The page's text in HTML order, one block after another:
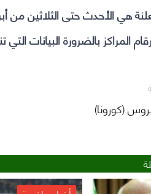
هي الأحدث حتى الثلاثين من
المراكز بالضرورة البيانات
(كورونا)